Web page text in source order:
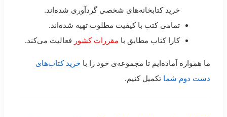
خرید کتابخانه‌های شخصی گردآوری شده‌اند.
تمامی کتب با کیفیت مطلوب تهیه شده‌اند.
کارا کتاب مطابق با مقررات کشور فعالیت می‌کند.
ما همواره آماده‌ایم تا مجموعه‌ی خود را با خرید کتاب‌های
دست دوم شما تکمیل کنیم.